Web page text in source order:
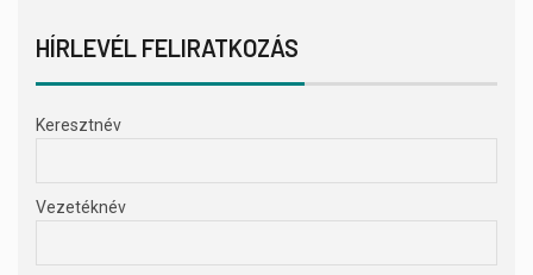
HÍRLEVÉL FELIRATKOZÁS
Keresztnév
Vezetéknév